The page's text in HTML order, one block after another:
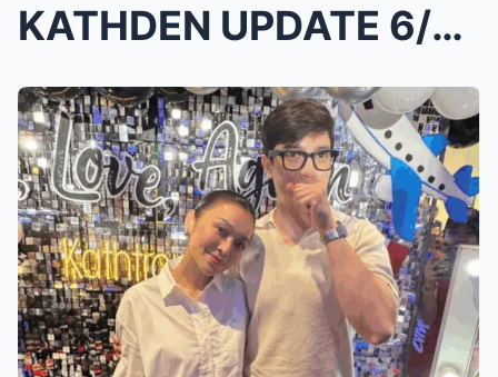
KATHDEN UPDATE 6/7/2025: SA PAG-AASAWA NG KATHDEN ...